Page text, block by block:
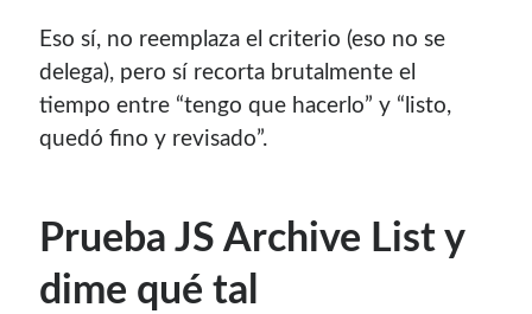
Eso sí, no reemplaza el criterio (eso no se
delega), pero sí recorta brutalmente el
tiempo entre “tengo que hacerlo” y “listo,
quedó fino y revisado”.
Prueba JS Archive List y
dime qué tal